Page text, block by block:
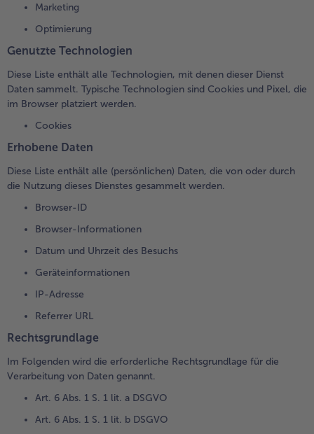
Marketing
Optimierung
Genutzte Technologien
Diese Liste enthält alle Technologien, mit denen dieser Dienst
Daten sammelt. Typische Technologien sind Cookies und Pixel, die
im Browser platziert werden.
Cookies
Erhobene Daten
Diese Liste enthält alle (persönlichen) Daten, die von oder durch
die Nutzung dieses Dienstes gesammelt werden.
Browser-ID
Browser-Informationen
Datum und Uhrzeit des Besuchs
Geräteinformationen
IP-Adresse
Referrer URL
Rechtsgrundlage
Im Folgenden wird die erforderliche Rechtsgrundlage für die
Verarbeitung von Daten genannt.
Art. 6 Abs. 1 S. 1 lit. a DSGVO
Art. 6 Abs. 1 S. 1 lit. b DSGVO